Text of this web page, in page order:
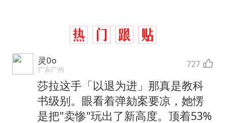
灵0o
广东广州 727
莎拉这手「以退为进」那真是教科
书级别。眼看着弹劾案要凉，她愣
是把"卖惨"玩出了新高度。顶着53%